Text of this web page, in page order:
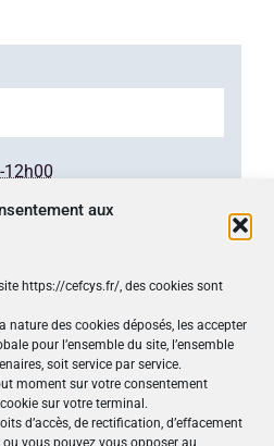
aux
https://cefcys.fr/, des cookies sont
des cookies déposés, les accepter
pour l’ensemble du site, l’ensemble
soit service par service.
moment sur votre consentement
sur votre terminal.
d’accès, de rectification, d’effacement
vous pouvez vous opposer au
12h00